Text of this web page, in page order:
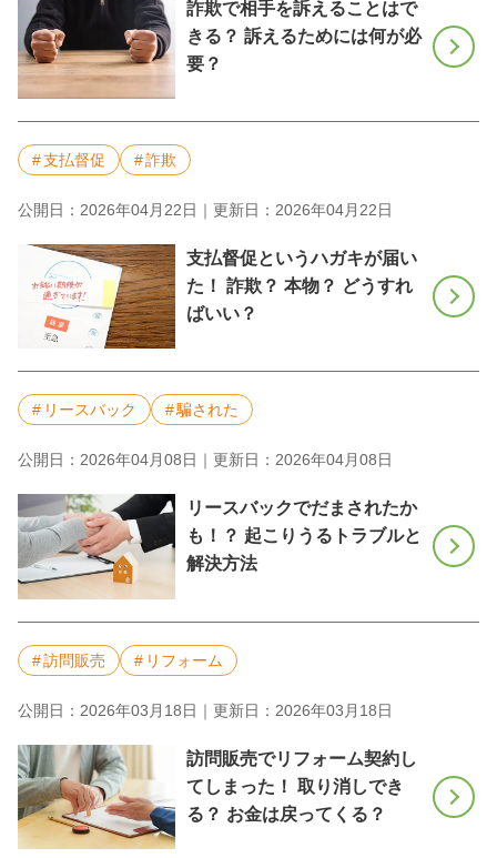
詐欺で相手を訴えることはで
きる？ 訴えるためには何が必
要？
支払督促 詐欺
公開日：2026年04月22日｜更新日：2026年04月22日
支払督促というハガキが届い
た！ 詐欺？ 本物？ どうすれ
ばいい？
リースバック 騙された
公開日：2026年04月08日｜更新日：2026年04月08日
リースバックでだまされたか
も！？ 起こりうるトラブルと
解決方法
訪問販売 リフォーム
公開日：2026年03月18日｜更新日：2026年03月18日
訪問販売でリフォーム契約し
てしまった！ 取り消しでき
る？ お金は戻ってくる？